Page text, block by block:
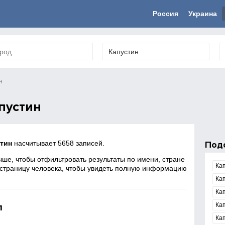
Россия Украина
насчитывает 5658 записей.
чтобы отфильтровать результаты по имени, стране
человека, чтобы увидеть полную информацию